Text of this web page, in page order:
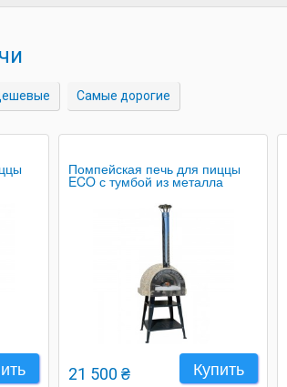
Самые дорогие
Помпейская печь для пиццы
ECO с тумбой из металла
Купить
21 500 ₴